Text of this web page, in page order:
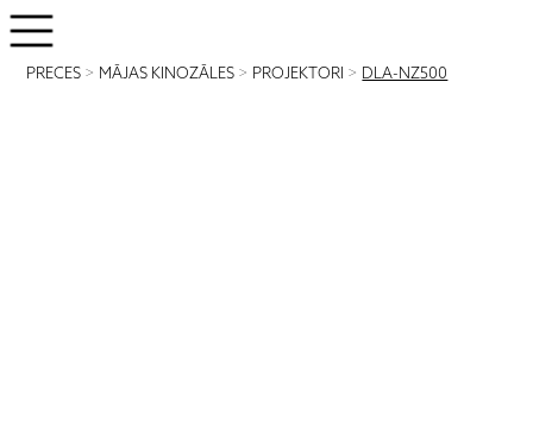
PRECES > MĀJAS KINOZĀLES > PROJEKTORI > DLA-NZ500